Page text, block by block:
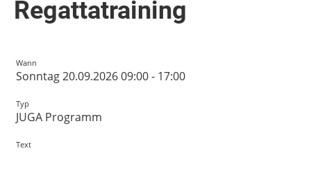
Regattatraining
Wann
Sonntag 20.09.2026 09:00 - 17:00
Typ
JUGA Programm
Text